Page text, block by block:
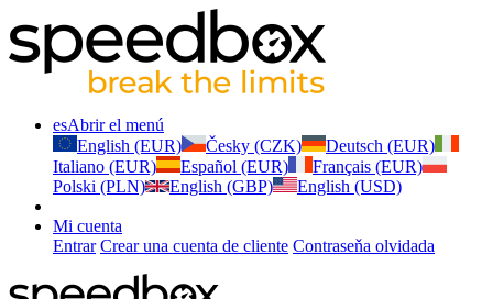
esAbrir el menú
English (EUR)
Česky (CZK)
Deutsch (EUR)
Italiano (EUR)
Español (EUR)
Français (EUR)
Polski (PLN)
English (GBP) English (USD)
Mi cuenta
Entrar Crear una cuenta de cliente Contraseňa olvidada